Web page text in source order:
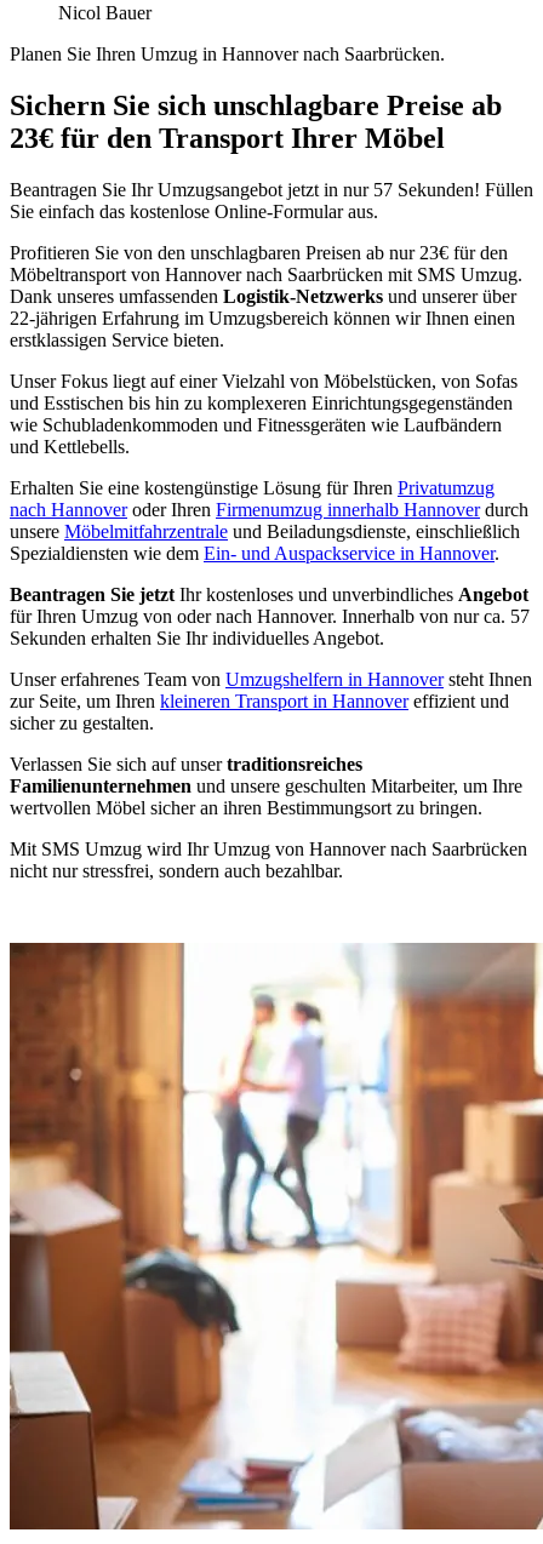
Nicol Bauer
Planen Sie Ihren Umzug in Hannover nach Saarbrücken.
Sichern Sie sich unschlagbare Preise ab
23€ für den Transport Ihrer Möbel
Beantragen Sie Ihr Umzugsangebot jetzt in nur 57 Sekunden! Füllen
Sie einfach das kostenlose Online-Formular aus.
Profitieren Sie von den unschlagbaren Preisen ab nur 23€ für den
Möbeltransport von Hannover nach Saarbrücken mit SMS Umzug.
Dank unseres umfassenden Logistik-Netzwerks und unserer über
22-jährigen Erfahrung im Umzugsbereich können wir Ihnen einen
erstklassigen Service bieten.
Unser Fokus liegt auf einer Vielzahl von Möbelstücken, von Sofas
und Esstischen bis hin zu komplexeren Einrichtungsgegenständen
wie Schubladenkommoden und Fitnessgeräten wie Laufbändern
und Kettlebells.
Erhalten Sie eine kostengünstige Lösung für Ihren Privatumzug
nach Hannoveroder Ihren Firmenumzug innerhalb Hannoverdurch
unsere Möbelmitfahrzentrale und Beiladungsdienste, einschließlich
Spezialdiensten wie dem Ein- und Auspackservice in Hannover.
Beantragen Sie jetzt Ihr kostenloses und unverbindliches Angebot
für Ihren Umzug von oder nach Hannover. Innerhalb von nur ca. 57
Sekunden erhalten Sie Ihr individuelles Angebot.
Unser erfahrenes Team von Umzugshelfern in Hannoversteht Ihnen
zur Seite, um Ihren kleineren Transport in Hannovereffizient und
sicher zu gestalten.
Verlassen Sie sich auf unsertraditionsreiches
Familienunternehmen und unsere geschulten Mitarbeiter, um Ihre
wertvollen Möbel sicher an ihren Bestimmungsort zu bringen.
Mit SMS Umzug wird Ihr Umzug von Hannover nach Saarbrücken
nicht nur stressfrei, sondern auch bezahlbar.